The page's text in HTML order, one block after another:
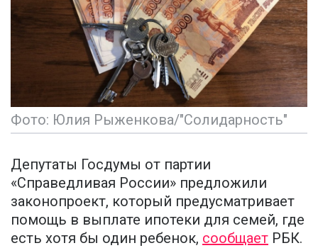
Фото: Юлия Рыженкова/"Солидарность"
Депутаты Госдумы от партии
«Справедливая России» предложили
законопроект, который предусматривает
помощь в выплате ипотеки для семей, где
есть хотя бы один ребенок, сообщает РБК.